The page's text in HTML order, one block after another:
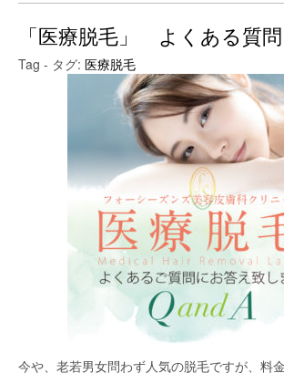
「医療脱毛」 よくある質問
Tag - タグ: 医療脱毛
今や、老若男女問わず人気の脱毛ですが、料